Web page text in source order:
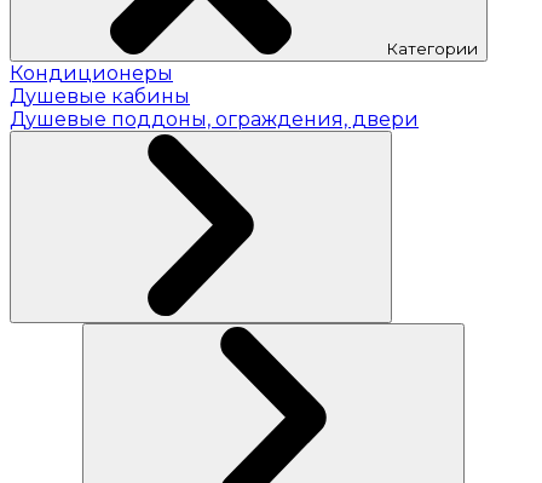
Категории
Кондиционеры
Душевые кабины
Душевые поддоны, ограждения, двери